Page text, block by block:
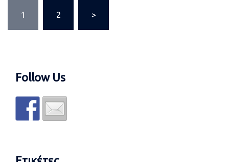
άρθρων
1 2 >
Follow Us